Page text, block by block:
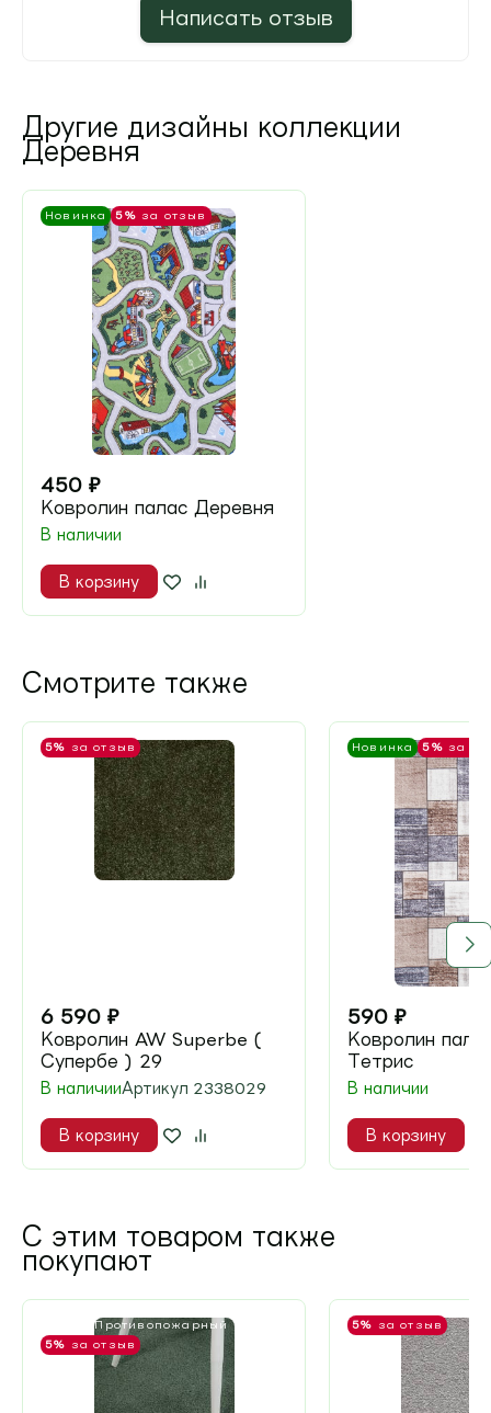
Написать отзыв
Другие дизайны коллекции
Деревня
Новинка 5% за отзыв
450 ₽
Ковролин палас Деревня
В наличии
В корзину
Смотрите также
5% за отзыв
6 590 ₽
Ковролин AW Superbe (
Супербе ) 29
В наличииАртикул 2338029
В корзину
Новинка 5% за
590 ₽
Ковролин
Тетрис
В наличии
В корзину
С этим товаром также
покупают
КМ 2 - Противопожарный
5% за отзыв
5% за отзыв